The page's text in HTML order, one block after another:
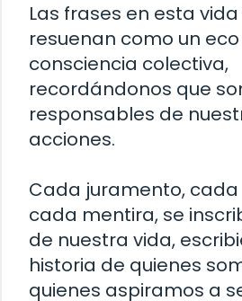
Las frases en esta
resuenan como un
consciencia colectiva,
recordándonos que
responsables de
acciones.
Cada juramento,
cada mentira, se
de nuestra vida,
historia de quienes
quienes aspiramos a